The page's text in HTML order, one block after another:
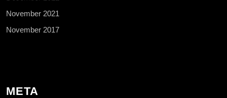
November 2021
November 2017
META